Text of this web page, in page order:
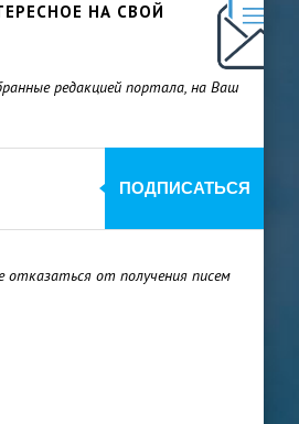
НА СВОЙ
редакцией портала, на Ваш
от получения писем